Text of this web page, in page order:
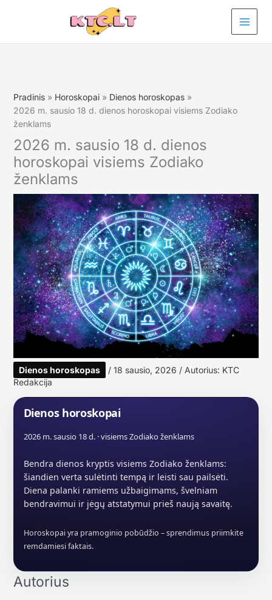
Pradinis Horoskopai
Dienos horoskopas
2026 m. sausio 18 d. dienos horoskopai visiems Zodiako
ženklams
2026 m. sausio 18 d. dienos
horoskopai visiems Zodiako
ženklams
Dienos horoskopas / 18 sausio, 2026 / Autorius: KTC
Redakcija
Dienos horoskopai
2026 m. sausio 18 d. · visiems Zodiako ženklams
Bendra dienos kryptis visiems Zodiako ženklams:
šiandien verta sulėtinti tempą ir leisti sau pailsėti.
Diena palanki ramiems užbaigimams, švelniam
bendravimui ir jėgų atstatymui prieš naują savaitę.
Horoskopai yra pramoginio pobūdžio – sprendimus priimkite
remdamiesi faktais.
Autorius